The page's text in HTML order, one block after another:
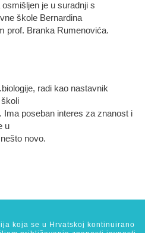
je u suradnji s
škole Bernardina
prof. Branka Rumenovića.
radi kao nastavnik
školi
Ima poseban interes za znanost i
u
novo.
koja se u Hrvatskoj kontinuirano